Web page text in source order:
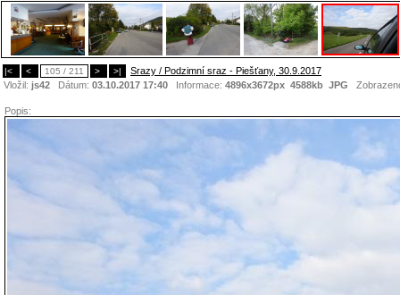
|< < 105 / 211 > >|
Srazy / Podzimní sraz - Piešťany, 30.9.2017
Vložil: js42 Dátum: 03.10.2017 17:40 Informace: 4896x3672px 4588kb JPG
Popis: